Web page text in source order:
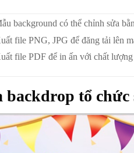
background có thể chỉnh sửa
file PNG, JPG để đăng tải lên
file PDF để in ấn với chất lượng
tổ chức